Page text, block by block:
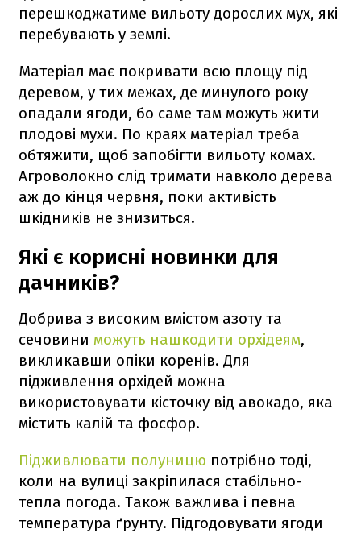
перешкоджатиме вильоту дорослих мух, які
перебувають у землі.
Матеріал має покривати всю площу під
деревом, у тих межах, де минулого року
опадали ягоди, бо саме там можуть жити
плодові мухи. По краях матеріал треба
обтяжити, щоб запобігти вильоту комах.
Агроволокно слід тримати навколо дерева
аж до кінця червня, поки активість
шкідників не знизиться.
Які є корисні новинки для
дачників?
Добрива з високим вмістом азоту та
сечовини можуть нашкодити орхідеям,
викликавши опіки коренів. Для
підживлення орхідей можна
використовувати кісточку від авокадо, яка
містить калій та фосфор.
Підживлювати полуницю потрібно тоді,
коли на вулиці закріпилася стабільно-
тепла погода. Також важлива і певна
температура ґрунту. Підгодовувати ягоди